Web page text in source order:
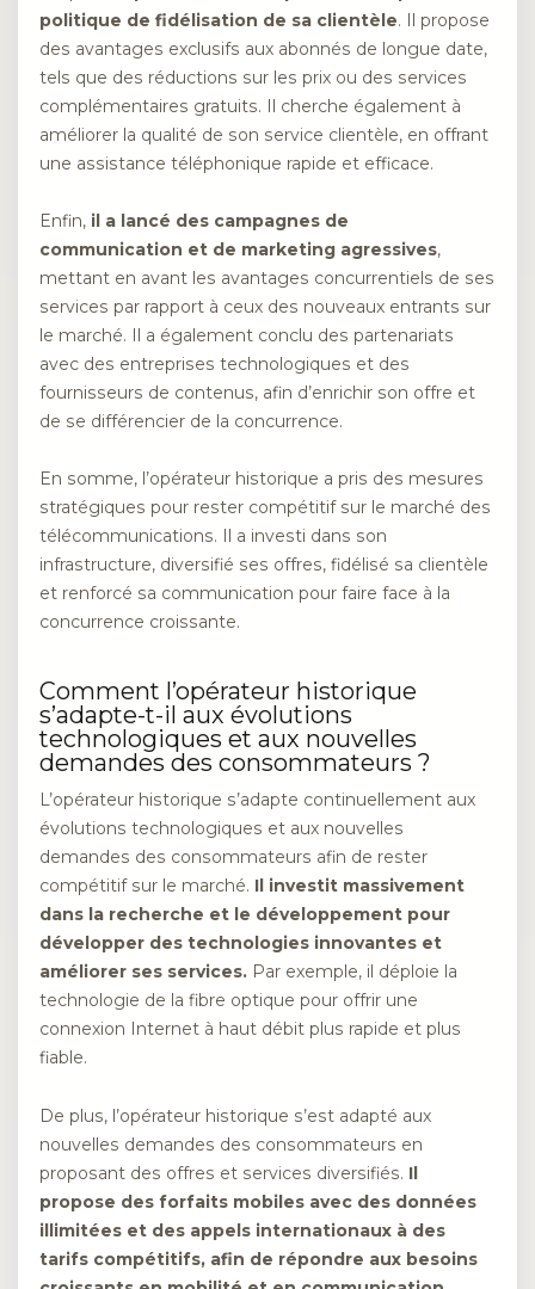
politique de fidélisation de sa clientèle. Il propose
des avantages exclusifs aux abonnés de longue date,
tels que des réductions sur les prix ou des services
complémentaires gratuits. Il cherche également à
améliorer la qualité de son service clientèle, en offrant
une assistance téléphonique rapide et efficace.
Enfin, il a lancé des campagnes de
communication et de marketing agressives,
mettant en avant les avantages concurrentiels de ses
services par rapport à ceux des nouveaux entrants sur
le marché. Il a également conclu des partenariats
avec des entreprises technologiques et des
fournisseurs de contenus, afin d’enrichir son offre et
de se différencier de la concurrence.
En somme, l’opérateur historique a pris des mesures
stratégiques pour rester compétitif sur le marché des
télécommunications. Il a investi dans son
infrastructure, diversifié ses offres, fidélisé sa clientèle
et renforcé sa communication pour faire face à la
concurrence croissante.
Comment l’opérateur historique
s’adapte-t-il aux évolutions
technologiques et aux nouvelles
demandes des consommateurs ?
L’opérateur historique s’adapte continuellement aux
évolutions technologiques et aux nouvelles
demandes des consommateurs afin de rester
compétitif sur le marché. Il investit massivement
dans la recherche et le développement pour
développer des technologies innovantes et
améliorer ses services. Par exemple, il déploie la
technologie de la fibre optique pour offrir une
connexion Internet à haut débit plus rapide et plus
fiable.
De plus, l’opérateur historique s’est adapté aux
nouvelles demandes des consommateurs en
proposant des offres et services diversifiés. Il
propose des forfaits mobiles avec des données
illimitées et des appels internationaux à des
tarifs compétitifs, afin de répondre aux besoins